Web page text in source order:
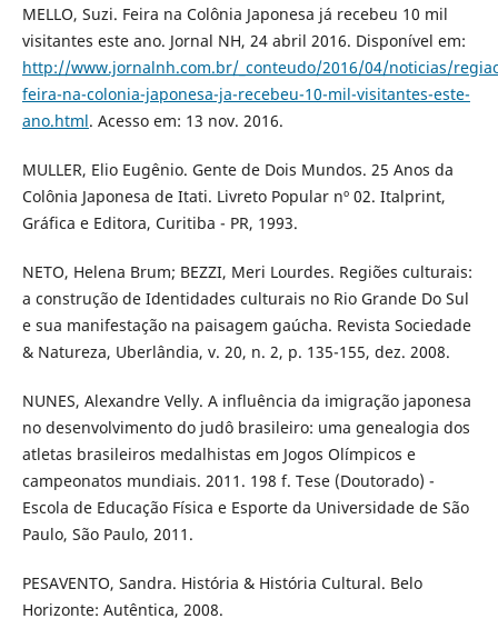
MELLO, Suzi. Feira na Colônia Japonesa já recebeu 10 mil
visitantes este ano. Jornal NH, 24 abril 2016. Disponível em:
http://www.jornalnh.com.br/_conteudo/2016/04/noticias/
feira-na-colonia-japonesa-ja-recebeu-10-mil-visitantes-este-
ano.html. Acesso em: 13 nov. 2016.
MULLER, Elio Eugênio. Gente de Dois Mundos. 25 Anos da
Colônia Japonesa de Itati. Livreto Popular nº 02. Italprint,
Gráfica e Editora, Curitiba - PR, 1993.
NETO, Helena Brum; BEZZI, Meri Lourdes. Regiões culturais:
a construção de Identidades culturais no Rio Grande Do Sul
e sua manifestação na paisagem gaúcha. Revista Sociedade
& Natureza, Uberlândia, v. 20, n. 2, p. 135-155, dez. 2008.
NUNES, Alexandre Velly. A influência da imigração japonesa
no desenvolvimento do judô brasileiro: uma genealogia dos
atletas brasileiros medalhistas em Jogos Olímpicos e
campeonatos mundiais. 2011. 198 f. Tese (Doutorado) -
Escola de Educação Física e Esporte da Universidade de São
Paulo, São Paulo, 2011.
PESAVENTO, Sandra. História & História Cultural. Belo
Horizonte: Autêntica, 2008.